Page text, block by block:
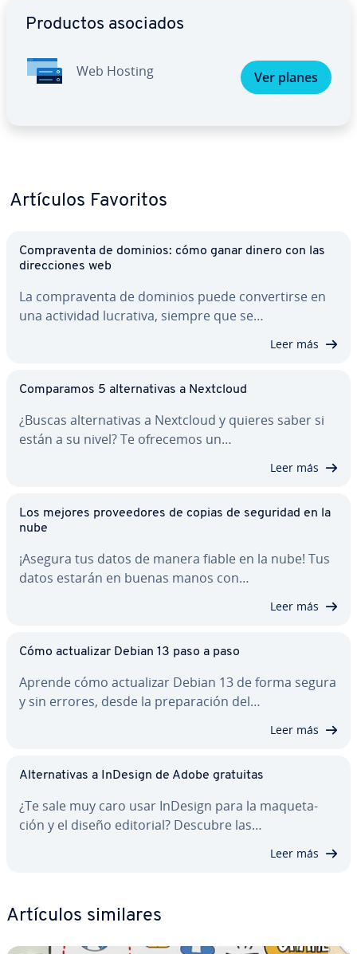
Productos asociados
Web Hosting Ver planes
Artículos Favoritos
Co­m­pra­ve­n­ta de dominios: cómo ganar dinero con las
di­re­c­cio­nes web
La co­m­pra­ve­n­ta de dominios puede co­n­ve­r­ti­r­se en
una actividad lucrativa, siempre que se…
Leer más
Co­m­pa­ra­mos 5 al­te­r­na­ti­vas a Nextcloud
¿Buscas al­te­r­na­ti­vas a Nextcloud y quieres saber si
están a su nivel? Te ofrecemos un…
Leer más
Los mejores pro­vee­do­res de copias de seguridad en la
nube
¡Asegura tus datos de manera fiable en la nube! Tus
datos estarán en buenas manos con…
Leer más
Cómo ac­tua­li­zar Debian 13 paso a paso
Aprende cómo ac­tua­li­zar Debian 13 de forma segura
y sin errores, desde la pre­pa­ra­ción del…
Leer más
Al­te­r­na­ti­vas a InDesign de Adobe gratuitas
¿Te sale muy caro usar InDesign para la ma­que­ta­
ción y el diseño editorial? Descubre las…
Leer más
Artículos similares